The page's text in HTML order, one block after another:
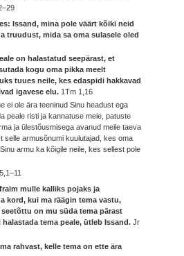
Issand, mina pole väärt kõiki neid
truudust, mida sa oma sulasele oled
on halastatud seepärast, et
kogu oma pikka meelt
tuues neile, kes edaspidi hakkavad
igavese elu.1Tm 1,16
ei ole ära teeninud Sinu headust ega
peale risti ja kannatuse meie, patuste
ja ülestõusmisega avanud meile taeva
selle armusõnumi kuulutajad, kes oma
armu ka kõigile neile, kes sellest pole
mulle kalliks pojaks ja
kord, kui ma räägin tema vastu,
on mu süda tema pärast
tema peale, ütleb Issand.Jr
rahvast, kelle tema on ette ära